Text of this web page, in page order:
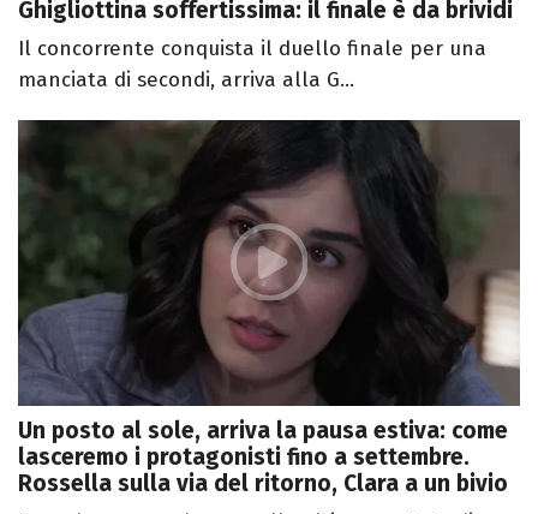
Ghigliottina soffertissima: il finale è da brividi
Il concorrente conquista il duello finale per una
manciata di secondi, arriva alla G...
Un posto al sole, arriva la pausa estiva: come
lasceremo i protagonisti fino a settembre.
Rossella sulla via del ritorno, Clara a un bivio